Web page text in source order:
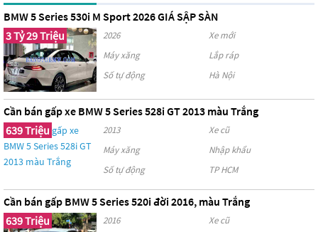
BMW 5 Series 530i M Sport 2026 GIÁ SẬP SÀN
3 Tỷ 29 Triệu
2026
Xe mới
Máy xăng
Lắp ráp
Số tự động
Hà Nội
Cần bán gấp xe BMW 5 Series 528i GT 2013 màu Trắng
639 Triệu
2013
Xe cũ
Máy xăng
Nhập khẩu
Số tự động
TP HCM
Cần bán gấp BMW 5 Series 520i đời 2016, màu Trắng
639 Triệu
2016
Xe cũ